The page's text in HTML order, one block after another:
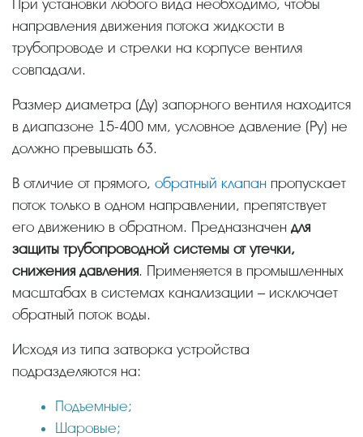
При установки любого вида необходимо, чтобы
направления движения потока жидкости в
трубопроводе и стрелки на корпусе вентиля
совпадали.
Размер диаметра (Ду) запорного вентиля находится
в диапазоне 15-400 мм, условное давление (Ру) не
должно превышать 63.
В отличие от прямого, обратный клапан пропускает
поток только в одном направлении, препятствует
его движению в обратном. Предназначен для
защиты трубопроводной системы от утечки,
снижения давления. Применяется в промышленных
масштабах в системах канализации – исключает
обратный поток воды.
Исходя из типа затворка устройства
подразделяются на:
Подъемные;
Шаровые;